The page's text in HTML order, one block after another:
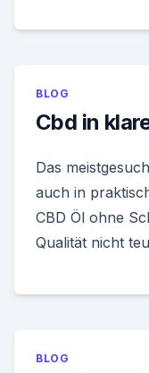
BLOG
Cbd in
Das
auch in
CBD Öl ohne
Qualität nicht
BLOG